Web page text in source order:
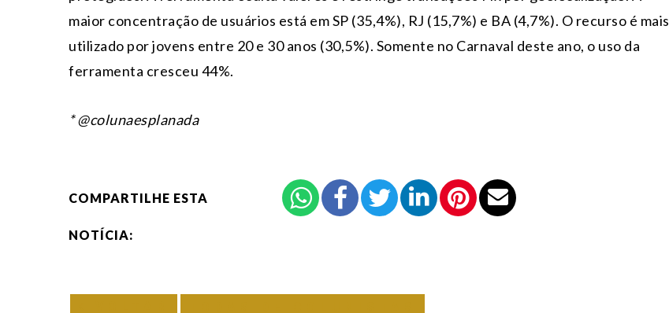
maior concentração de usuários está em SP (35,4%), RJ (15,7%) e BA (4,7%). O recurso é mais
utilizado por jovens entre 20 e 30 anos (30,5%). Somente no Carnaval deste ano, o uso da
ferramenta cresceu 44%.
* @colunaesplanada
COMPARTILHE ESTA
NOTÍCIA: